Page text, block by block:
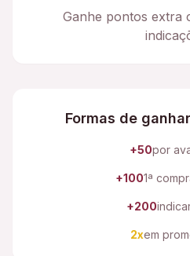
Ganhe pontos extra
Formas de
+50por
+1001ª
+200
2xem